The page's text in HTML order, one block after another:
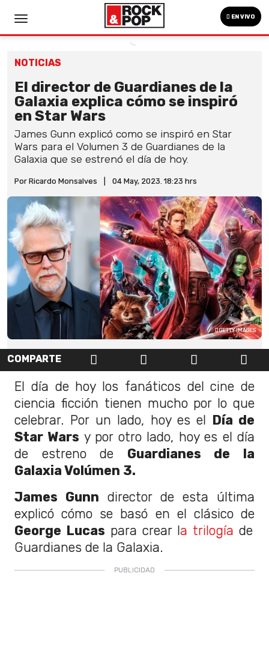
EN VIVO
NOTICIAS
El director de Guardianes de la
Galaxia explica cómo se inspiró
en Star Wars
James Gunn explicó como se inspiró en Star
Wars para el Volumen 3 de Guardianes de la
Galaxia que se estrenó el día de hoy.
Por Ricardo Monsalves 04 May, 2023. 18:23 hrs
GETTY IMAGES
COMPARTE
El día de hoy los fanáticos del cine de
ciencia ficción tienen mucho por lo que
celebrar. Por un lado, hoy es el Día de
Star Wars y por otro lado, hoy es el día
de estreno de Guardianes de la
Galaxia Volúmen 3.
James Gunn director de esta última
explicó cómo se basó en el clásico de
George Lucas para crear la trilogía de
Guardianes de la Galaxia.